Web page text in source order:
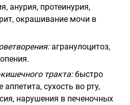
анурия, протеинурия,
окрашивание мочи в
агранулоцитоз,
тракта:быстро
сухость во рту,
нарушения в печеночных